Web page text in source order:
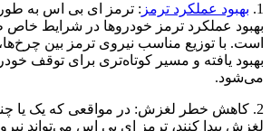
1. بهبود عملکرد ترمز : ترمز ای بی اس به
بهبود عملکرد ترمز خودروها در شرایط
است. با توزیع مناسب نیروی ترمز بین
بهبود یافته و مسیر کوتاه‌تری برای توقف
می‌شود.
2. کاهش خطر لغزش: در مواقعی که یک یا
لغزش پیدا کنند، ترمز ای بی اس می‌تواند